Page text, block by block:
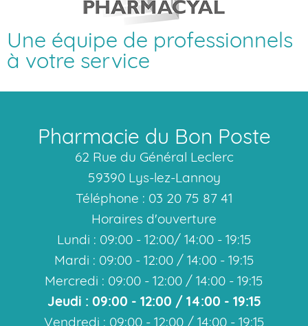
Une équipe de professionnels
à votre service
Pharmacie du Bon Poste
62 Rue du Général Leclerc
59390 Lys-lez-Lannoy
Téléphone : 03 20 75 87 41
Horaires d'ouverture
Lundi : 09:00 - 12:00/ 14:00 - 19:15
Mardi : 09:00 - 12:00 / 14:00 - 19:15
Mercredi : 09:00 - 12:00 / 14:00 - 19:15
Jeudi : 09:00 - 12:00 / 14:00 - 19:15
Vendredi : 09:00 - 12:00 / 14:00 - 19:15